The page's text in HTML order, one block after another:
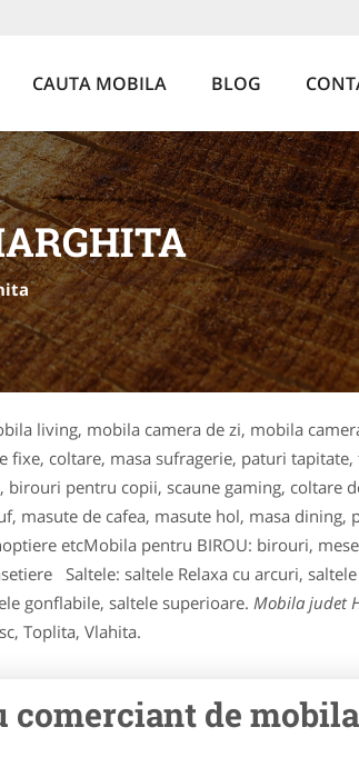
CAUTA MOBILA BLOG
living, mobila camera de zi, mobila
fixe, coltare, masa sufragerie, paturi
pentru copii, scaune gaming, coltare
de cafea, masute hol, masa dining,
etcMobila pentru BIROU: birouri,
Saltele: saltele Relaxa cu arcuri,
gonflabile, saltele superioare. Mobila judet
Toplita, Vlahita.
comerciant de